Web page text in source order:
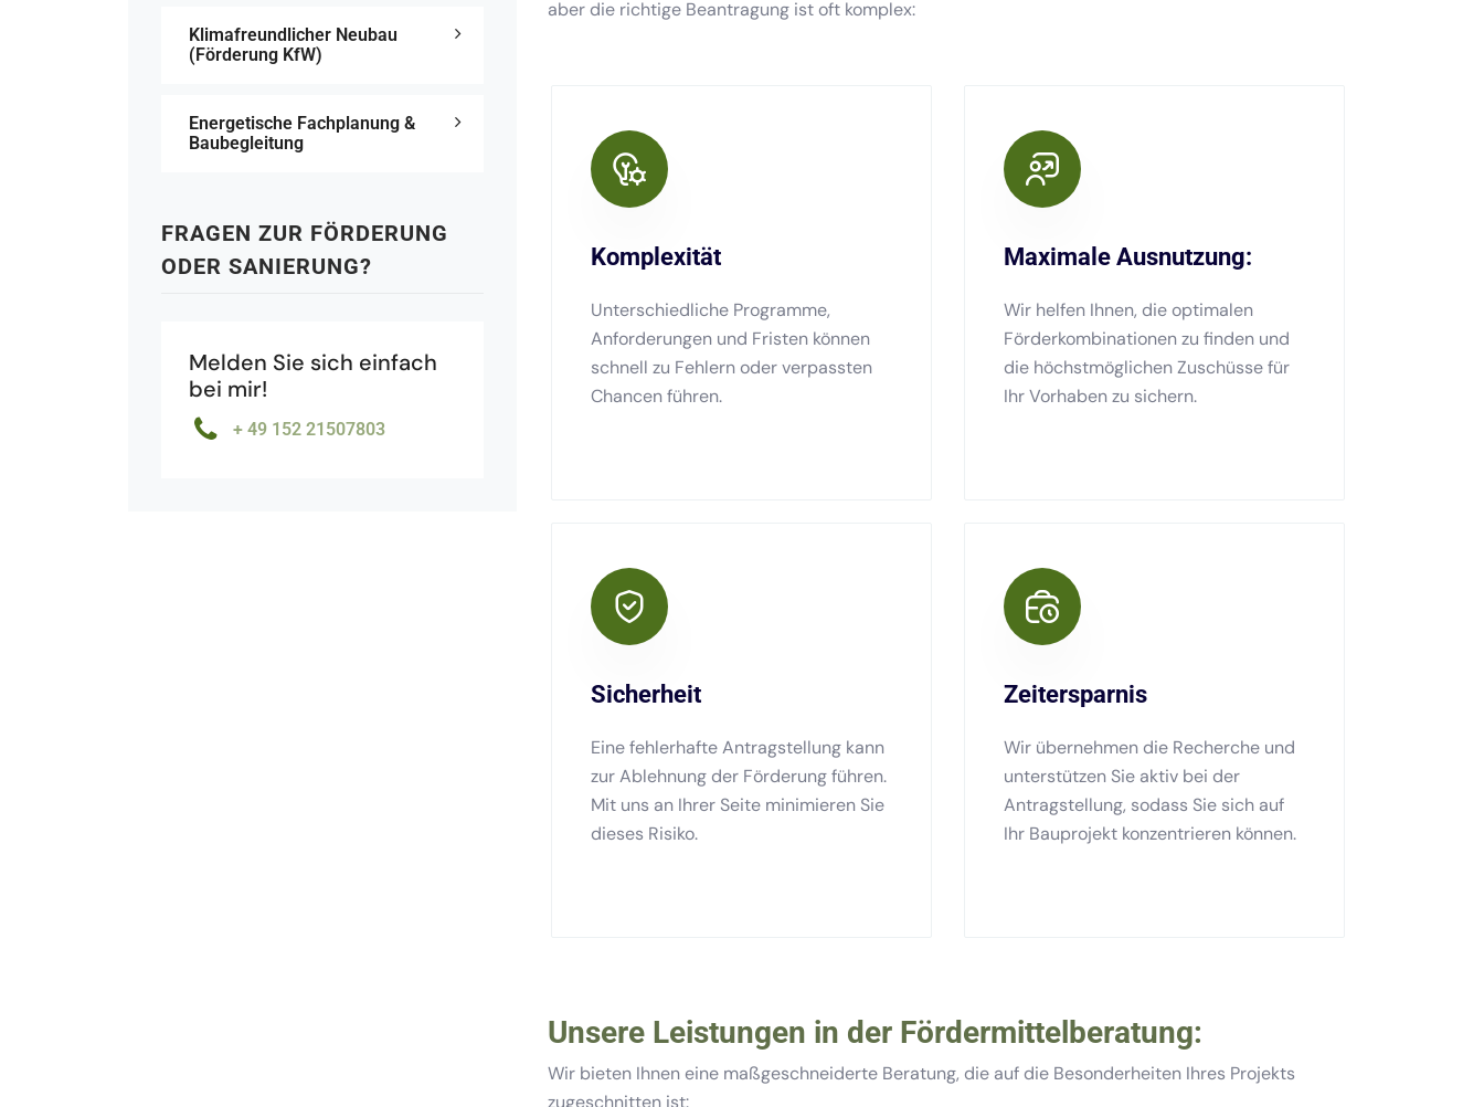
Klimafreundlicher Neubau
(Förderung KfW)
Energetische Fachplanung &
Baubegleitung
FRAGEN ZUR FÖRDERUNG
ODER SANIERUNG?
Melden Sie sich einfach
bei mir!
+ 49 152 21507803
aber die richtige Beantragung ist oft komplex:
Komplexität
Unterschiedliche Programme,
Anforderungen und Fristen können
schnell zu Fehlern oder verpassten
Chancen führen.
Maximale Ausnutzung:
Wir helfen Ihnen, die optimalen
Förderkombinationen zu finden und
die höchstmöglichen Zuschüsse für
Ihr Vorhaben zu sichern.
Sicherheit
Eine fehlerhafte Antragstellung kann
zur Ablehnung der Förderung führen.
Mit uns an Ihrer Seite minimieren Sie
dieses Risiko.
Zeitersparnis
Wir übernehmen die Recherche und
unterstützen Sie aktiv bei der
Antragstellung, sodass Sie sich auf
Ihr Bauprojekt konzentrieren können.
Unsere Leistungen in der Fördermittelberatung:
Wir bieten Ihnen eine maßgeschneiderte Beratung, die auf die Besonderheiten Ihres Projekts
zugeschnitten ist: